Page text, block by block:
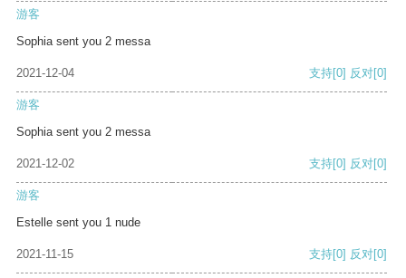
游客
Sophia sent you 2 messa
2021-12-04 支持[0] 反对[0]
游客
Sophia sent you 2 messa
2021-12-02 支持[0] 反对[0]
游客
Estelle sent you 1 nude
2021-11-15 支持[0] 反对[0]